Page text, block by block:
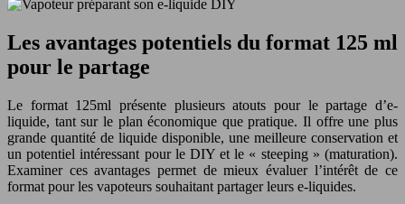
Les avantages potentiels du format 125 ml
pour le partage
Le format 125ml présente plusieurs atouts pour le partage d’e-
liquide, tant sur le plan économique que pratique. Il offre une plus
grande quantité de liquide disponible, une meilleure conservation et
un potentiel intéressant pour le DIY et le « steeping » (maturation).
Examiner ces avantages permet de mieux évaluer l’intérêt de ce
format pour les vapoteurs souhaitant partager leurs e-liquides.